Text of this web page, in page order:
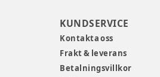
KUNDSERVICE
Kontakta oss
Frakt & leverans
Betalningsvillkor